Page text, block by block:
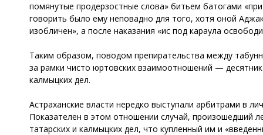
помянутые продерзостные слова» битьем батогами
говорить было ему неповадно для того, хотя оной
изобличен», а после наказания «ис под караула
Таким образом, поводом препирательства между
за рамки чисто юртовских взаимоотношений —
калмыцких дел.
Астраханские власти нередко выступали арбитрами в
Показателен в этом отношении случай, произошедший
татарских и калмыцких дел, что купленный им и